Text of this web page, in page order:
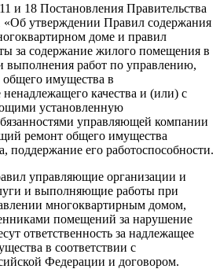
и 18 Постановления Правительства
утверждении Правил содержания
доме и правил
за содержание жилого помещения в
выполнения работ по управлению,
имущества в
качества и (или) с
установленную
управляющей компании
ремонт общего имущества
поддержание его работоспособности.
управляющие организации и
и выполняющие работы при
многоквартирным домом,
помещений за нарушение
ответственность за надлежащее
в соответствии с
Федерации и договором.